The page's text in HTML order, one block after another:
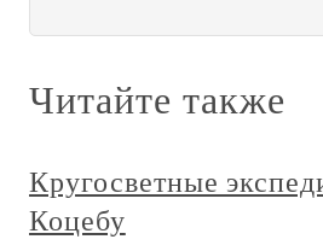
Читайте также
Кругосветные
Коцебу